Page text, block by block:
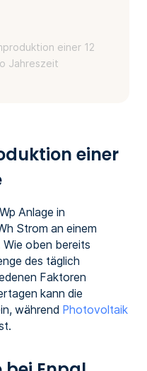
einer 12
Jahreszeit
einer
Anlage in
Strom an einem
Wie oben bereits
des täglich
Faktoren
kann die
während Photovoltaik